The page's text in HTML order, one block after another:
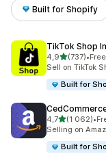
Built for Shopify
TikTok Shop
4,9na 5(737)
Łączna liczba
•
Sell on TikTok
Built for
4,7na 5(1 062)
Łączna liczba•
Selling on
Built for